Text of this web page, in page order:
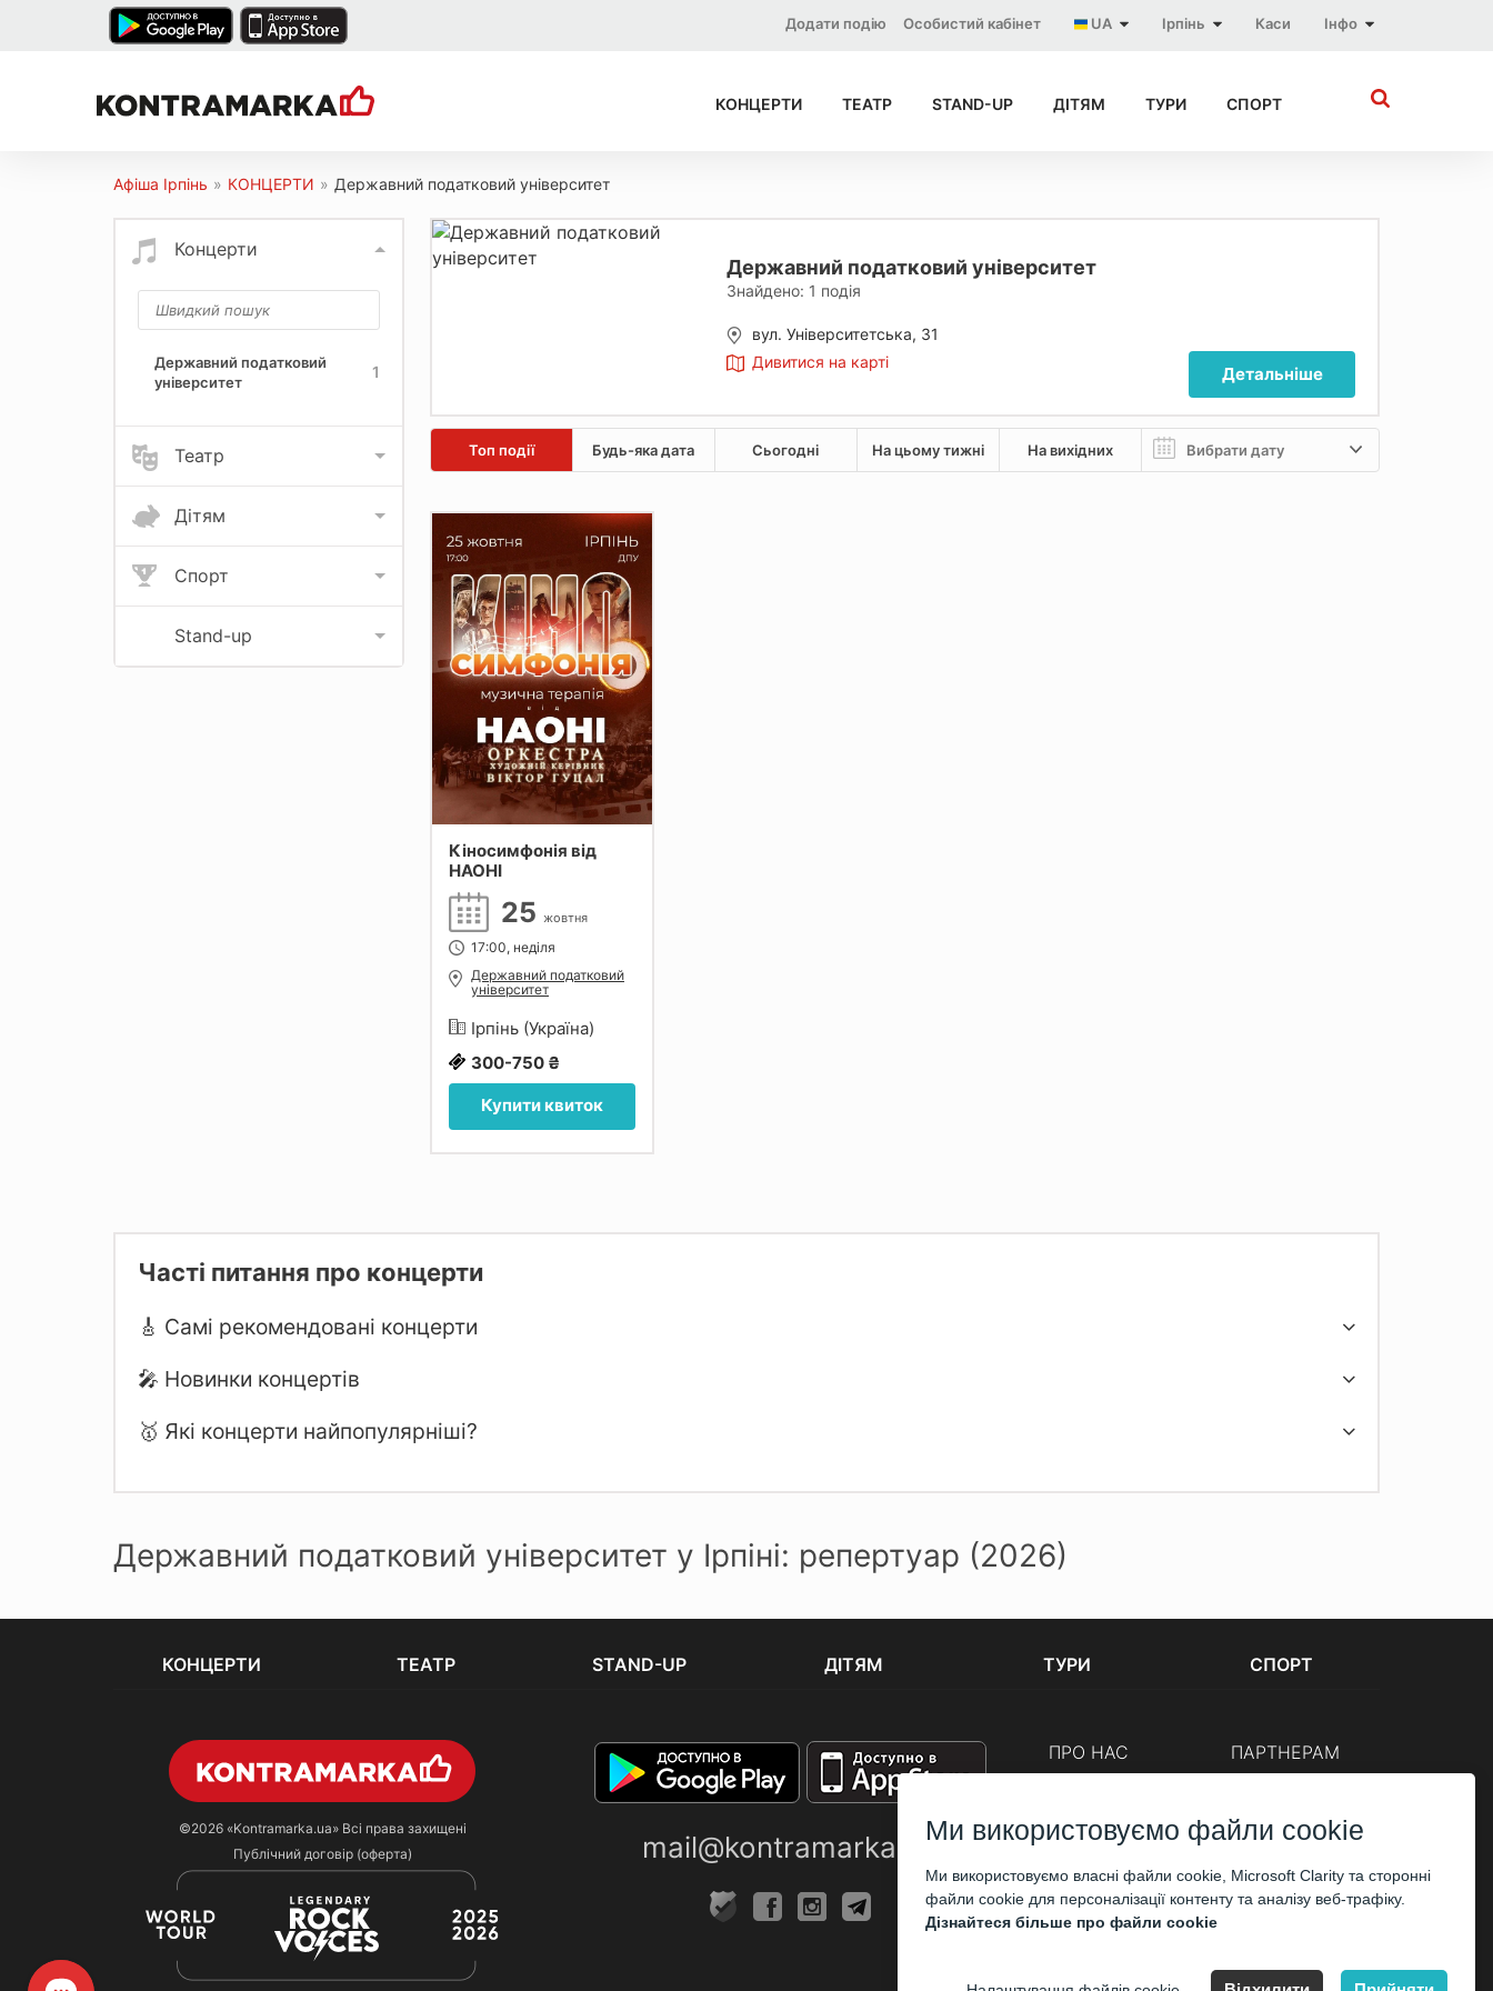
Інфо
Каси
Ірпінь
UA
Особистий кабінет
Додати подію
КОНЦЕРТИ ТЕАТР STAND-UP ДІТЯМ ТУРИ СПОРТ
Афіша Ірпінь » КОНЦЕРТИ » Державний податковий університет
Концерти
Державний податковий
університет
1
Театр
Дітям
Спорт
Stand-up
Державний податковий університет
Знайдено: 1 подія
вул. Університетська, 31
Дивитися на карті
Детальніше
Топ події Будь-яка дата Сьогодні На цьому тижні На вихідних
Кіносимфонія від
НАОНІ
25 жовтня
17:00, неділя
Державний податковий
університет
Ірпінь (Україна)
300-750 ₴
Купити квиток
Часті питання про концерти
🎸 Самі рекомендовані концерти
🎤 Новинки концертів
🥇 Які концерти найпопулярніші?
Державний податковий університет у Ірпіні: репертуар (2026)
КОНЦЕРТИ ТЕАТР STAND-UP ДІТЯМ ТУРИ СПОРТ
©2026 «Kontramarka.ua»Всі права захищені
Публічний договір (оферта)
mail@kontramarka.ua
ПРО НАС ПАРТНЕРАМ
Корпоративним клієнтам
Ми використовуємо файли cookie
Ми використовуємо власні файли cookie, Microsoft Clarity та сторонні
файли cookie для персоналізації контенту та аналізу веб-трафіку.
Дізнайтеся більше про файли cookie